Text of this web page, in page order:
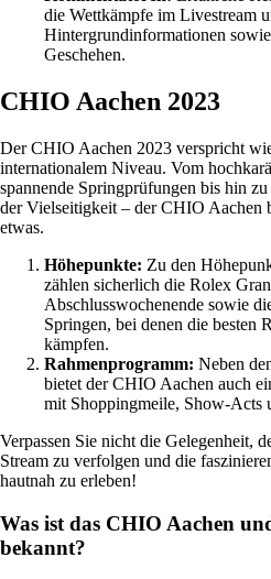
die Wettkämpfe im Livestream
Hintergrundinformationen
Geschehen.
CHIO Aachen 2023
Der CHIO Aachen 2023 verspricht
internationalem Niveau. Vom
spannende Springprüfungen bis hin
der Vielseitigkeit – der CHIO Aachen
etwas.
Höhepunkte: Zu den
zählen sicherlich die Rolex
Abschlusswochenende sowie
Springen, bei denen die besten
kämpfen.
Rahmenprogramm: Neben
bietet der CHIO Aachen auch
mit Shoppingmeile, Show-Acts
Verpassen Sie nicht die Gelegenheit,
Stream zu verfolgen und die
hautnah zu erleben!
Was ist das CHIO Aachen
bekannt?